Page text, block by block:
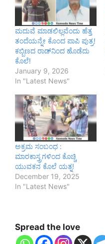
ಮದುವೆ ಮಾಡಲಿಲ್ಲವೆಂದು ಹೆತ್ತ
ತಂದೆಯನ್ನೇ ಕೊಂದ ಪಾಪಿ ಪುತ್ರ!
ಕಬ್ಬಿಣದ ರಾಡ್‌ನಿಂದ ಹೊಡೆದು
ಕೊಲೆ!
January 9, 2026
In "Latest News"
ಅಕ್ರಮ‌ ಸಂಬಂಧ :
ಮಾರಕಾಸ್ತ್ರಗಳಿಂದ ಕೊಚ್ಚಿ
ಯುವಕನ ಕೊಲೆ ಯತ್ನ!
December 19, 2025
In "Latest News"
Spread the love